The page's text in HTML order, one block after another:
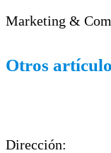
Marketing &
Otros
Dirección: